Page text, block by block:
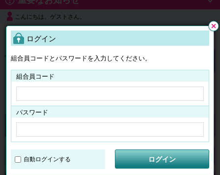
こんにちは、ゲストさん。
よくある質問
ログイン
チケット マイページ
検索
ログイン
組合員コードとパスワードを入力してください。
組合員コード
パスワード
自動ログインする ログイン